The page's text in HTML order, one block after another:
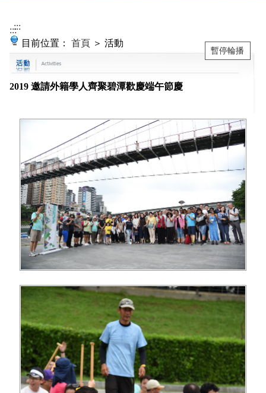
::::::
目前位置： 首頁 ＞ 活動
2019 邀請外籍學人齊聚碧潭歡慶端午節慶
暫停輪播